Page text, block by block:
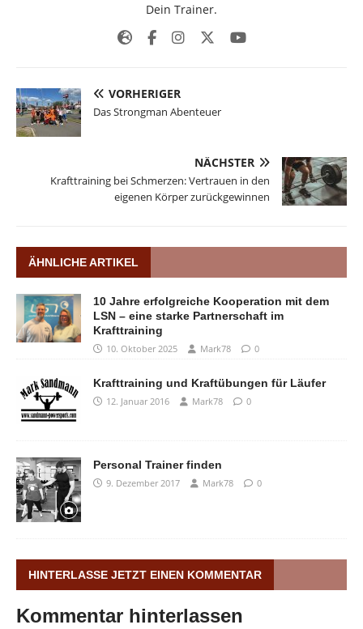
Dein Trainer.
VORHERIGER
Das Strongman Abenteuer
NÄCHSTER
Krafttraining bei Schmerzen: Vertrauen in den
eigenen Körper zurückgewinnen
ÄHNLICHE ARTIKEL
10 Jahre erfolgreiche Kooperation mit dem
LSN – eine starke Partnerschaft im
Krafttraining
10. Oktober 2025 Mark78 0
Krafttraining und Kraftübungen für Läufer
12. Januar 2016 Mark78 0
Personal Trainer finden
9. Dezember 2017 Mark78 0
HINTERLASSE JETZT EINEN KOMMENTAR
Kommentar hinterlassen